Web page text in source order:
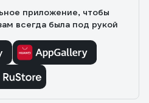
приложение, чтобы
всегда была под рукой